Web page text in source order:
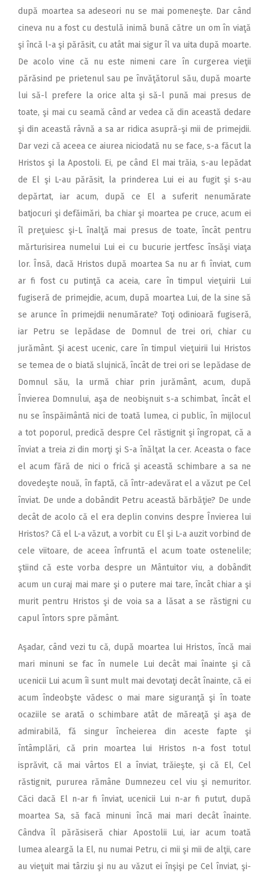
după moartea sa adeseori nu se mai pomeneşte. Dar când
cineva nu a fost cu destulă inimă bună către un om în viaţă
şi încă l-a şi părăsit, cu atât mai sigur îl va uita după moarte.
De acolo vine că nu este nimeni care în curgerea vieţii
părăsind pe prietenul sau pe învăţătorul său, după moarte
lui să-l prefere la orice alta şi să-l pună mai presus de
toate, şi mai cu seamă când ar vedea că din această dedare
şi din această râvnă a sa ar ridica asupră-şi mii de primejdii.
Dar vezi că aceea ce aiurea niciodată nu se face, s-a făcut la
Hristos şi la Apostoli. Ei, pe când El mai trăia, s-au lepădat
de El şi L-au părăsit, la prinderea Lui ei au fugit şi s-au
depărtat, iar acum, după ce El a suferit nenumărate
batjocuri şi defăimări, ba chiar şi moartea pe cruce, acum ei
îl preţuiesc şi-L înalţă mai presus de toate, încât pentru
mărturisirea numelui Lui ei cu bucurie jertfesc însăşi viaţa
lor. Însă, dacă Hristos după moartea Sa nu ar fi înviat, cum
ar fi fost cu putinţă ca aceia, care în timpul vieţuirii Lui
fugiseră de primejdie, acum, după moartea Lui, de la sine să
se arunce în primejdii nenumărate? Toţi odinioară fugiseră,
iar Petru se lepădase de Domnul de trei ori, chiar cu
jurământ. Şi acest ucenic, care în timpul vieţuirii lui Hristos
se temea de o biată slujnică, încât de trei ori se lepădase de
Domnul său, la urmă chiar prin jurământ, acum, după
Învierea Domnului, aşa de neobişnuit s-a schimbat, încât el
nu se înspăimântă nici de toată lumea, ci public, în mijlocul
a tot poporul, predică despre Cel răstignit şi îngropat, că a
înviat a treia zi din morţi şi S-a înălţat la cer. Aceasta o face
el acum fără de nici o frică şi această schimbare a sa ne
dovedeşte nouă, în faptă, că într-adevărat el a văzut pe Cel
înviat. De unde a dobândit Petru această bărbăţie? De unde
decât de acolo că el era deplin convins despre Învierea lui
Hristos? Că el L-a văzut, a vorbit cu El şi L-a auzit vorbind de
cele viitoare, de aceea înfruntă el acum toate ostenelile;
ştiind că este vorba despre un Mântuitor viu, a dobândit
acum un curaj mai mare şi o putere mai tare, încât chiar a şi
murit pentru Hristos şi de voia sa a lăsat a se răstigni cu
capul întors spre pământ.
Aşadar, când vezi tu că, după moartea lui Hristos, încă mai
mari minuni se fac în numele Lui decât mai înainte şi că
ucenicii Lui acum îi sunt mult mai devotaţi decât înainte, că ei
acum îndeobşte vădesc o mai mare siguranţă şi în toate
ocaziile se arată o schimbare atât de măreaţă şi aşa de
admirabilă, fă singur încheierea din aceste fapte şi
întâmplări, că prin moartea lui Hristos n-a fost totul
isprăvit, că mai vârtos El a înviat, trăieşte, şi că El, Cel
răstignit, pururea rămâne Dumnezeu cel viu şi nemuritor.
Căci dacă El n-ar fi înviat, ucenicii Lui n-ar fi putut, după
moartea Sa, să facă minuni încă mai mari decât înainte.
Cândva îl părăsiseră chiar Apostolii Lui, iar acum toată
lumea aleargă la El, nu numai Petru, ci mii şi mii de alţii, care
au vieţuit mai târziu şi nu au văzut ei înşişi pe Cel înviat, şi-